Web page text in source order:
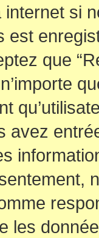
si
est
que
avez
les